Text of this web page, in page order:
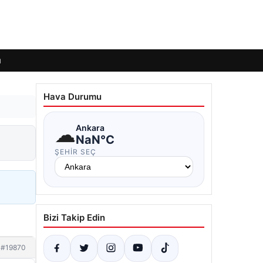
#19870
Hava Durumu
☁Ankara
NaN°C
ŞEHIR SEÇ
Bizi Takip Edin